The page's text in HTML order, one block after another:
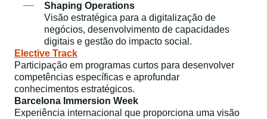
Shaping Operations
Visão estratégica para a digitalização de
negócios, desenvolvimento de capacidades
digitais e gestão do impacto social.​
Elective Track
Participação em programas curtos para desenvolver
competências específicas e aprofundar
conhecimentos estratégicos.​
Barcelona Immersion Week
Experiência internacional que proporciona uma visão